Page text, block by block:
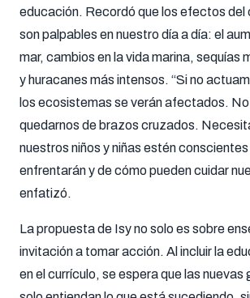
educación. Recordó que los efectos del
son palpables en nuestro día a día: el
mar, cambios en la vida marina, sequías
y huracanes más intensos. “Si no
los ecosistemas se verán afectados.
quedarnos de brazos cruzados.
nuestros niños y niñas estén
enfrentarán y de cómo pueden cuidar
enfatizó.
La propuesta de Isy no solo es sobre
invitación a tomar acción. Al incluir la
en el currículo, se espera que las nuevas